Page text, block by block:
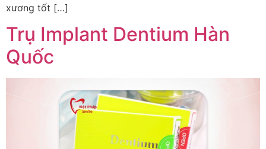
xương tốt […]
Trụ Implant Dentium Hàn
Quốc